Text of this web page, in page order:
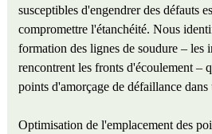
susceptibles d'engendrer des défauts
compromettre l'étanchéité. Nous
formation des lignes de soudure – les
rencontrent les fronts d'écoulement –
points d'amorçage de défaillance
Optimisation de l'emplacement des